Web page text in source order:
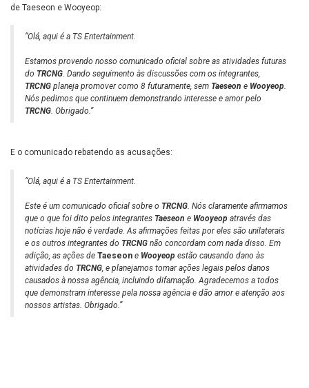
de Taeseon e Wooyeop:
“Olá, aqui é a TS Entertainment.
Estamos provendo nosso comunicado oficial sobre as atividades futuras
do TRCNG . Dando seguimento às discussões com os integrantes,
TRCNG planeja promover como 8 futuramente, sem Taeseon e Wooyeop
Nós pedimos que continuem demonstrando interesse e amor pelo
TRCNG . Obrigado.”
E o comunicado rebatendo as acusações:
“Olá, aqui é a TS Entertainment.
Este é um comunicado oficial sobre o TRCNG . Nós claramente afirmamos
que o que foi dito pelos integrantes Taeseon e Wooyeop através das
notícias hoje não é verdade. As afirmações feitas por eles são unilaterais
e os outros integrantes do TRCNG não concordam com nada disso. Em
adição, as ações de Taeseon e Wooyeop estão causando dano às
atividades do TRCNG , e planejamos tomar ações legais pelos danos
causados à nossa agência, incluindo difamação. Agradecemos a todos
que demonstram interesse pela nossa agência e dão amor e atenção aos
nossos artistas. Obrigado.”